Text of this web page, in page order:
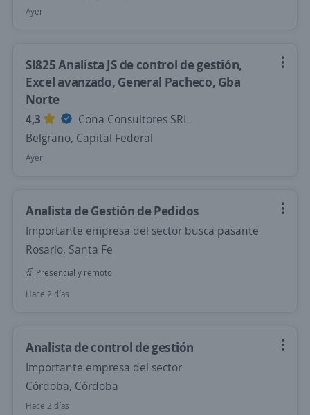
Ayer
SI825 Analista JS de control de gestión,
Excel avanzado, General Pacheco, Gba
Norte
4,3
Cona Consultores SRL
Belgrano, Capital Federal
Ayer
Analista de Gestión de Pedidos
Importante empresa del sector busca pasante
Rosario, Santa Fe
Presencial y remoto
Hace 2 días
Analista de control de gestión
Importante empresa del sector
Córdoba, Córdoba
Hace 2 días